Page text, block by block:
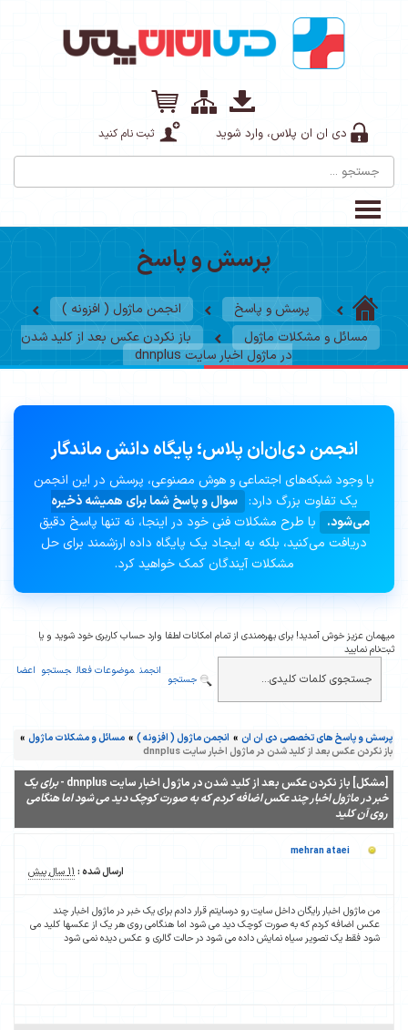
دی ان ان پلاس، وارد شوید ثبت نام کنید
پرسش و پاسخ
پرسش و پاسخ
انجمن ماژول ( افزونه )
مسائل و مشکلات ماژول
باز نکردن عکس بعد از کلید شدن
در ماژول اخبار سایت dnnplus
انجمن دی‌ان‌ان پلاس؛ پایگاه دانش ماندگار
با وجود شبکه‌های اجتماعی و هوش مصنوعی، پرسش در این انجمن
یک تفاوت بزرگ دارد: سوال و پاسخ شما برای همیشه ذخیره
می‌شود.
با طرح مشکلات فنی خود در اینجا، نه تنها پاسخ دقیق
دریافت می‌کنید، بلکه به ایجاد یک پایگاه داده ارزشمند برای حل
مشکلات آیندگان کمک خواهید کرد.
میهمان عزیز خوش آمدید! برای بهره‌مندی از تمام امکانات لطفا وارد حساب کاربری خود شوید و یا
ثبت‌نام نمایید
انجمن موضوعات فعال جستجو اعضا
جستجو
پرسش و پاسخ های تخصصی دی ان ان » انجمن ماژول ( افزونه ) » مسائل و مشکلات ماژول »
باز نکردن عکس بعد از کلید شدن در ماژول اخبار سایت dnnplus
[مشکل] باز نکردن عکس بعد از کلید شدن در ماژول اخبار سایت dnnplus -
برای یک
خبر در ماژول اخبار چند عکس اضافه کردم که به صورت کوچک دید می شود اما هنگامی
روی آن کلید
mehran ataei
ارسال شده : 11 سال پیش
من ماژول اخبار رایگان داخل سایت رو درسایتم قرار دادم برای یک خبر در ماژول اخبار چند
عکس اضافه کردم که به صورت کوچک دید می شود اما هنگامی روی هر یک از عکسها کلید می
شود فقط یک تصویر سیاه نمایش داده می شود در حالت گالری و عکس دیده نمی شود